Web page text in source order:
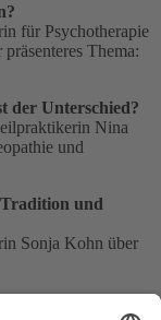
für Psychotherapie
Thema:
der Unterschied?
Nina
und
und
Sonja Kohn über